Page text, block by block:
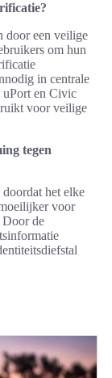
door een veilige
om hun
in centrale
uPort en Civic
voor veilige
tegen
het elke
voor
Door de